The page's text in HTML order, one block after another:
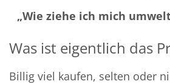
„Wie ziehe ich mich
Was ist eigentlich das
Billig viel kaufen, selten oder